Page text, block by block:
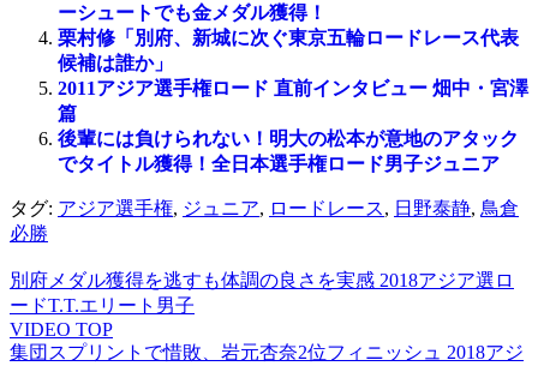
ーシュートでも金メダル獲得！
栗村修「別府、新城に次ぐ東京五輪ロードレース代表
候補は誰か」
2011アジア選手権ロード 直前インタビュー 畑中・宮澤
篇
後輩には負けられない！明大の松本が意地のアタック
でタイトル獲得！全日本選手権ロード男子ジュニア
タグ: アジア選手権, ジュニア, ロードレース, 日野泰静, 鳥倉
必勝
別府メダル獲得を逃すも体調の良さを実感 2018アジア選ロ
ードT.T.エリート男子
VIDEO TOP
集団スプリントで惜敗、岩元杏奈2位フィニッシュ 2018アジ